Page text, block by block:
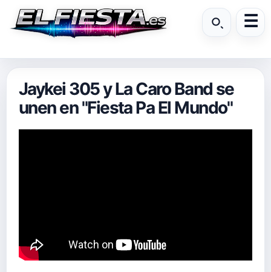
Jaykei 305 y La Caro Band se
unen en "Fiesta Pa El Mundo"